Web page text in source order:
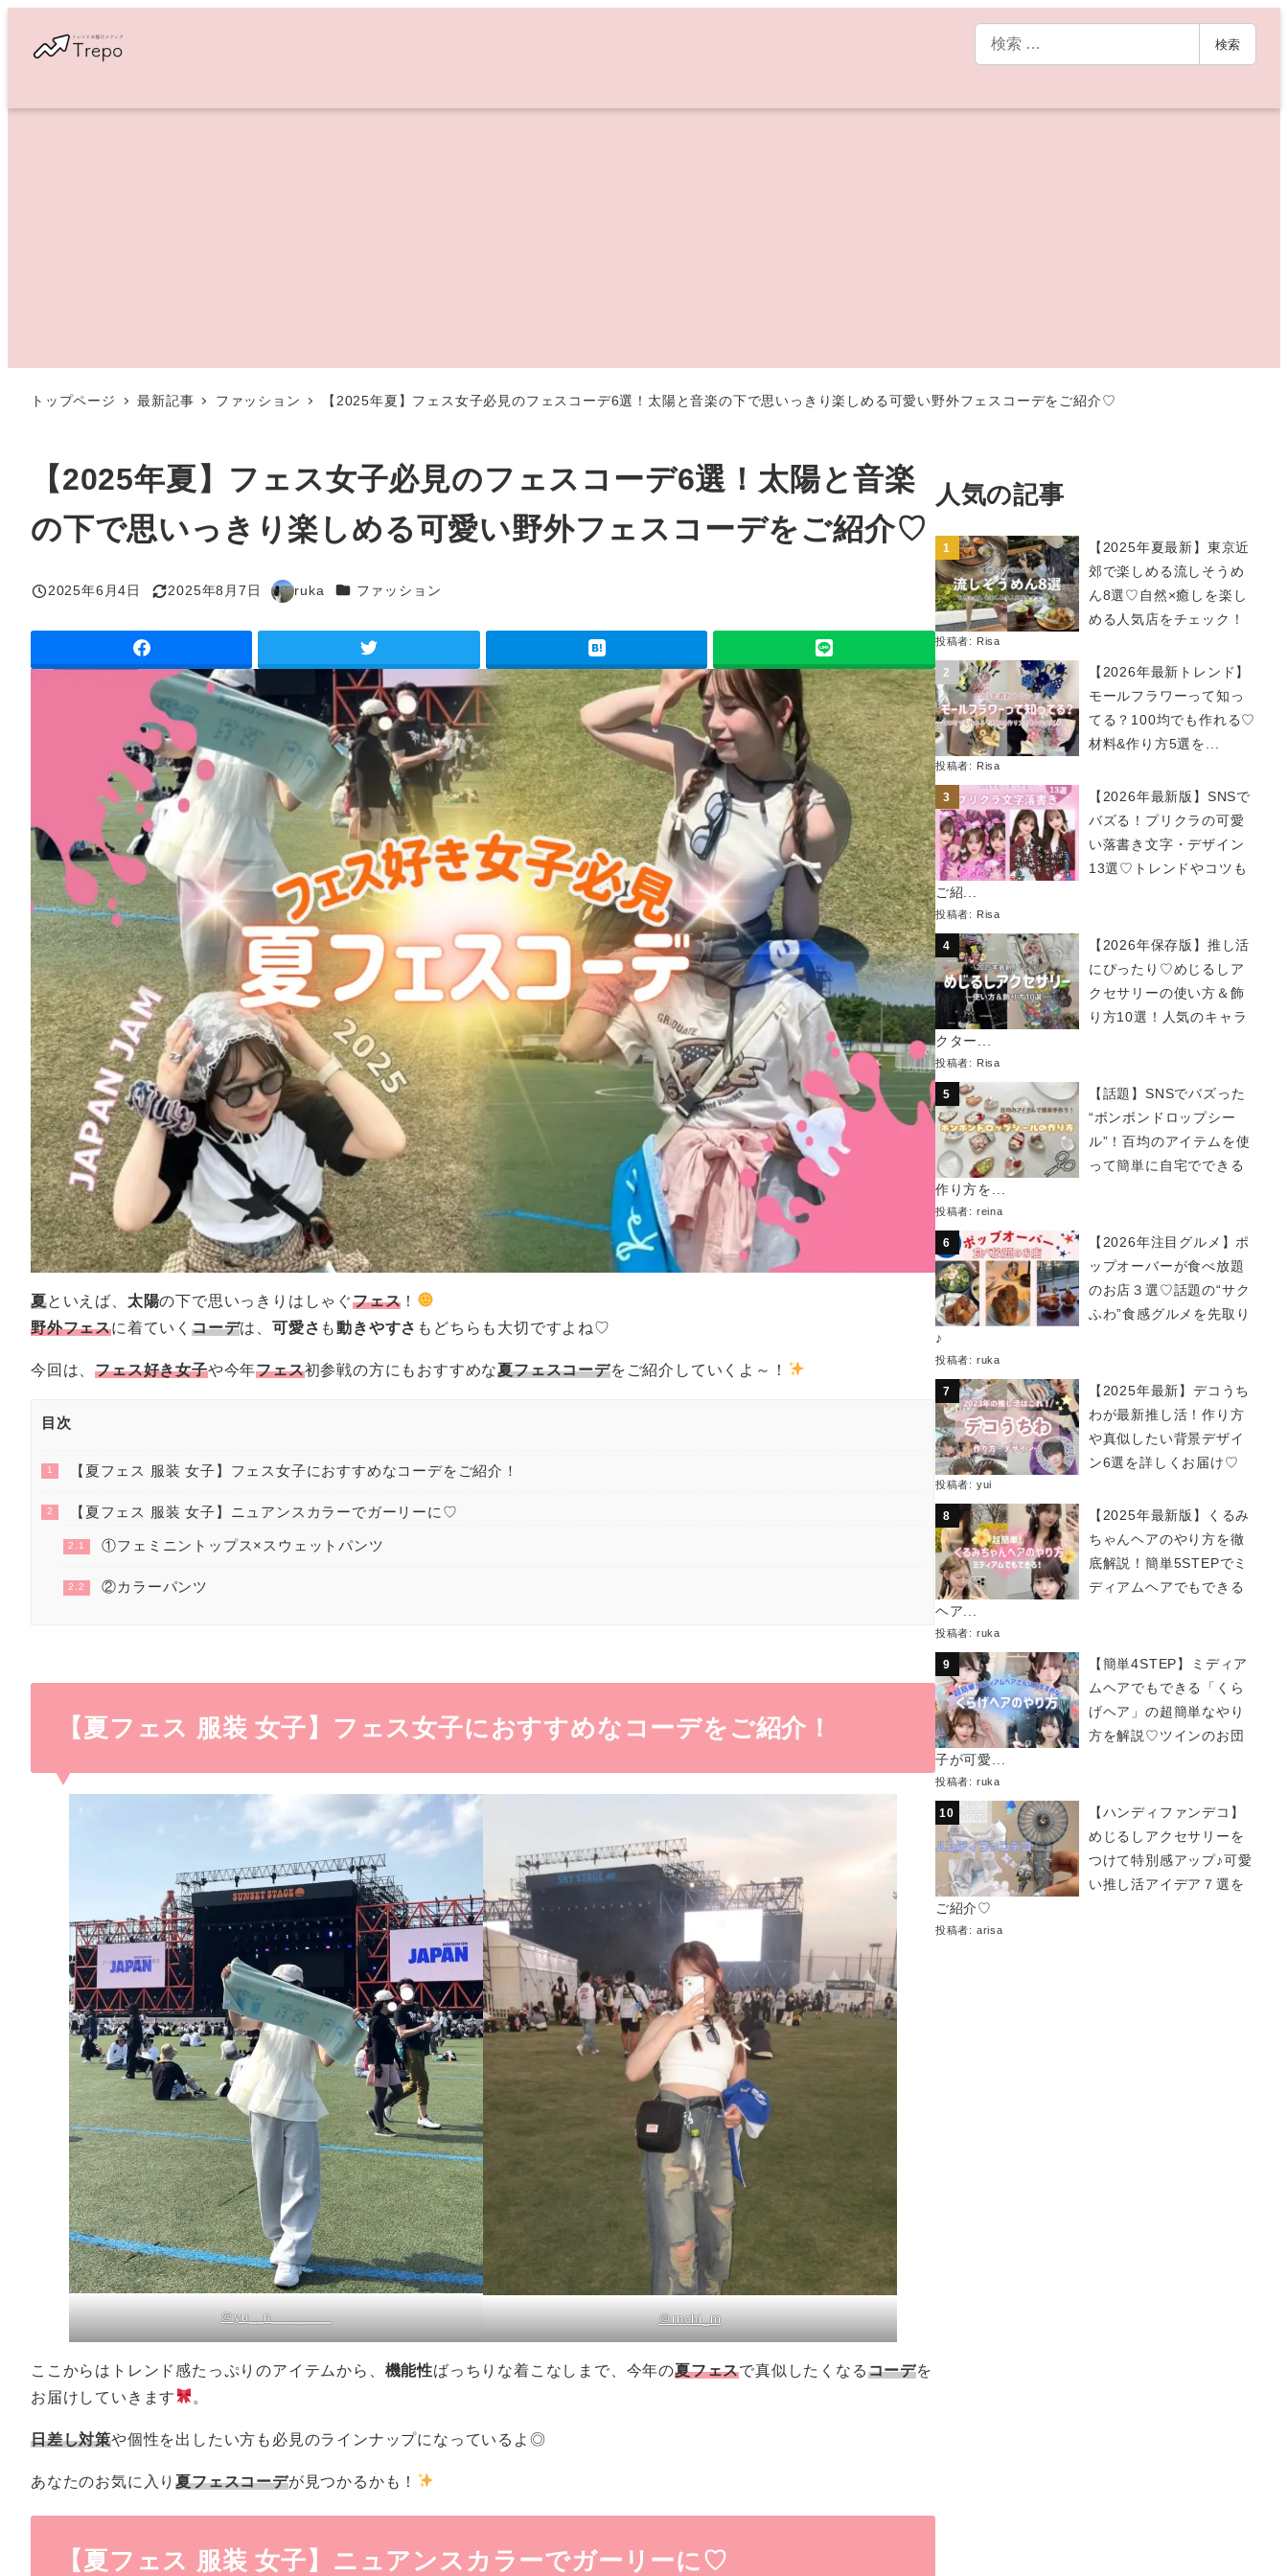
索
検索
トップページ 最新記事 ファッション 【2025年夏】フェス女子必見のフェスコーデ6選！太陽と音楽の下で思いっきり楽しめる可愛い野外フェスコーデをご紹介♡
【2025年夏】フェス女子必見のフェスコーデ6選！太陽と音楽
の下で思いっきり楽しめる可愛い野外フェスコーデをご紹介♡
投稿日
2025年6月4日
更新日
2025年8月7日
著
ruka カテゴリー
ファッション
夏といえば、 太陽の下で思いっきりはしゃぐフェス ！
野外フェスに着ていく コーデは、可愛さ も動きやすさ もどちらも大切ですよね♡
今回は、フェス好き女子や今年フェス初参戦の方にもおすすめな夏フェスコーデをご紹介していくよ～！
目次
1 【夏フェス 服装 女子】フェス女子におすすめなコーデをご紹介！
2 【夏フェス 服装 女子】ニュアンスカラーでガーリーに♡
2.1 ①フェミニントップス×スウェットパンツ
2.2 ②カラーパンツ
【夏フェス 服装 女子】フェス女子におすすめなコーデをご紹介！
＠yu__n________ ＠rnchi_m
ここからはトレンド感たっぷりのアイテムから、 機能性ばっちりな着こなしまで、今年の夏フェスで真似したくなるコーデを
お届けしていきます
。
日差し対策や個性を出したい方も必見のラインナップになっているよ◎
あなたのお気に入り夏フェスコーデが見つかるかも！
【夏フェス 服装 女子】ニュアンスカラーでガーリーに♡
人気の記事
【2025年夏最新】東京近
郊で楽しめる流しそうめ
ん8選♡自然×癒しを楽し
める人気店をチェック！
投稿者: Risa
【2026年最新トレンド】
モールフラワーって知っ
てる？100均でも作れる♡
材料&作り方5選を...
投稿者: Risa
【2026年最新版】SNSで
バズる！プリクラの可愛
い落書き文字・デザイン
13選♡トレンドやコツも
ご紹...
投稿者: Risa
【2026年保存版】推し活
にぴったり♡めじるしア
クセサリーの使い方＆飾
り方10選！人気のキャラ
クター...
投稿者: Risa
【話題】SNSでバズった
“ボンボンドロップシー
ル”！百均のアイテムを使
って簡単に自宅でできる
作り方を...
投稿者: reina
【2026年注目グルメ】ポ
ップオーバーが食べ放題
のお店３選♡話題の“サク
ふわ”食感グルメを先取り
♪
投稿者: ruka
【2025年最新】デコうち
わが最新推し活！作り方
や真似したい背景デザイ
ン6選を詳しくお届け♡
投稿者: yui
【2025年最新版】くるみ
ちゃんヘアのやり方を徹
底解説！簡単5STEPでミ
ディアムヘアでもできる
ヘア...
投稿者: ruka
【簡単4STEP】ミディア
ムヘアでもできる「くら
げヘア」の超簡単なやり
方を解説♡ツインのお団
子が可愛...
投稿者: ruka
【ハンディファンデコ】
めじるしアクセサリーを
つけて特別感アップ♪可愛
い推し活アイデア７選を
ご紹介♡
投稿者: arisa